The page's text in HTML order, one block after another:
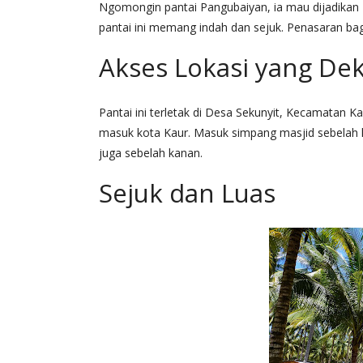
Ngomongin pantai Pangubaiyan, ia mau
pantai ini memang indah dan sejuk. Penasaran
Akses Lokasi yang
Pantai ini terletak di Desa Sekunyit, Kecamatan
masuk kota Kaur. Masuk simpang masjid
juga sebelah kanan.
Sejuk dan Luas